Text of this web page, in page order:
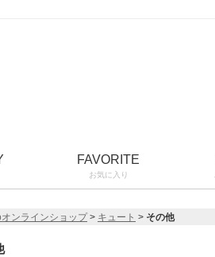
FAVORITE
お気に入り
ンラインショップ> キュート > その他